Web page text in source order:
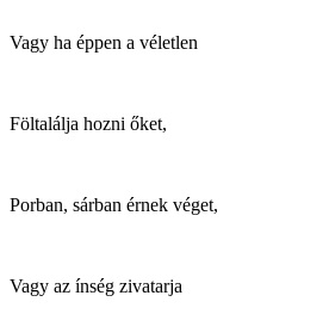
Vagy ha éppen a véletlen
Föltalálja hozni őket,
Porban, sárban érnek véget,
Vagy az ínség zivatarja